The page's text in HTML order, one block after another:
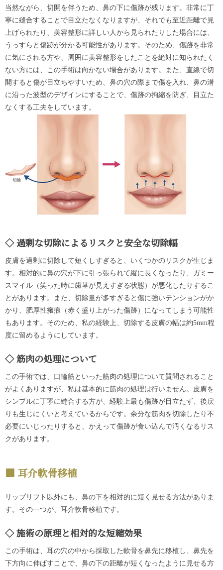
当然ながら、切開を伴うため、鼻の下に傷跡が残ります。非常に丁
寧に縫合することで目立たなくなりますが、それでも至近距離で見
上げられたり、美容整形に詳しい人から見られたりした場合には、
うっすらと傷跡が分かる可能性があります。そのため、傷跡を非常
に気にされる方や、周囲に美容整形をしたことを絶対に知られたく
ない方には、この手術は向かない場合があります。また、直線で切
開すると傷が目立ちやすいため、鼻の穴の際まで傷を入れ、鼻の溝
に沿った波型のデザインにすることで、傷跡の拘縮を防ぎ、目立た
なくする工夫をしています。
過剰な切除によるリスクと安全な切除幅
皮膚を過剰に切除して短くしすぎると、いくつかのリスクが生じま
す。相対的に鼻の穴が下に引っ張られて縦に長くなったり、ガミー
スマイル（笑った時に歯茎が見えすぎる状態）が悪化したりするこ
とがあります。また、切除量が多すぎると傷に強いテンションがか
かり、肥厚性瘢痕（赤く盛り上がった傷跡）になってしまう可能性
もあります。そのため、私の経験上、切除する皮膚の幅は約5mm程
度に留めるようにしています。
筋肉の処理について
この手術では、口輪筋といった筋肉の処理について質問されること
がよくありますが、私は基本的に筋肉の処理は行いません。皮膚を
シンプルに丁寧に縫合する方が、経験上最も傷跡が目立たず、後戻
りも生じにくいと考えているからです。余分な筋肉を切除したり不
必要にいじったりすると、かえって傷跡が食い込んで汚くなるリス
クがあります。
耳介軟骨移植
リップリフト以外にも、鼻の下を相対的に短く見せる方法がありま
す。その一つが、耳介軟骨移植です。
施術の原理と相対的な短縮効果
この手術は、耳の穴の中から採取した軟骨を鼻先に移植し、鼻先を
下方向に伸ばすことで、鼻の下の距離が短くなったように見せる方